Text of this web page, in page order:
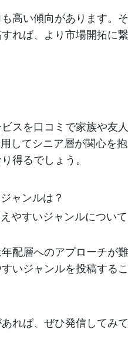
高い傾向があります。
れば、より市場開拓に
スを口コミで家族や友
してシニア層が関心を
得るでしょう。
ャンルは？
やすいジャンルについ
配層へのアプローチが
いジャンルを投稿する
れば、ぜひ発信してみて